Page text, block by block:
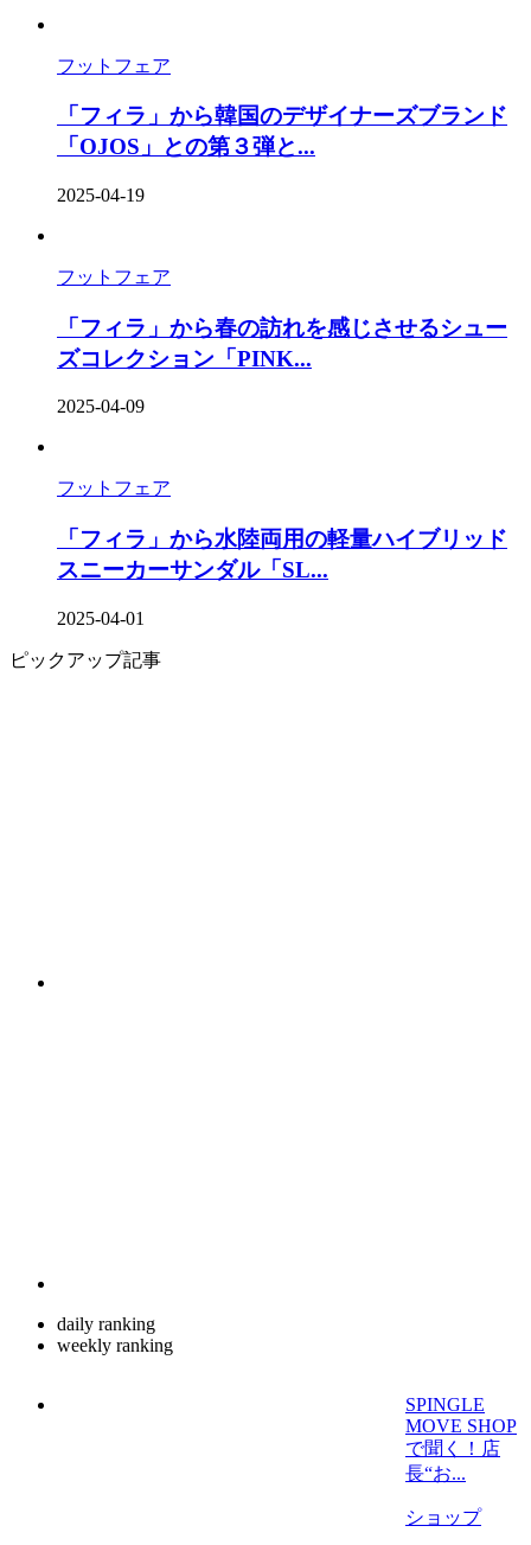
フットフェア
「フィラ」から韓国のデザイナーズブランド
「OJOS」との第３弾と...
2025-04-19
フットフェア
「フィラ」から春の訪れを感じさせるシュー
ズコレクション「PINK...
2025-04-09
フットフェア
「フィラ」から水陸両用の軽量ハイブリッド
スニーカーサンダル「SL...
2025-04-01
ピックアップ記事
daily ranking
weekly ranking
SPINGLE
MOVE SHOP
で聞く！店
長“お...
ショップ